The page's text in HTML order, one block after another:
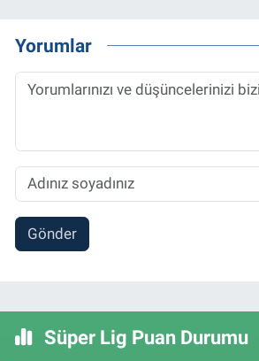
Yorumlar
Gönder
Süper Lig Puan Durumu